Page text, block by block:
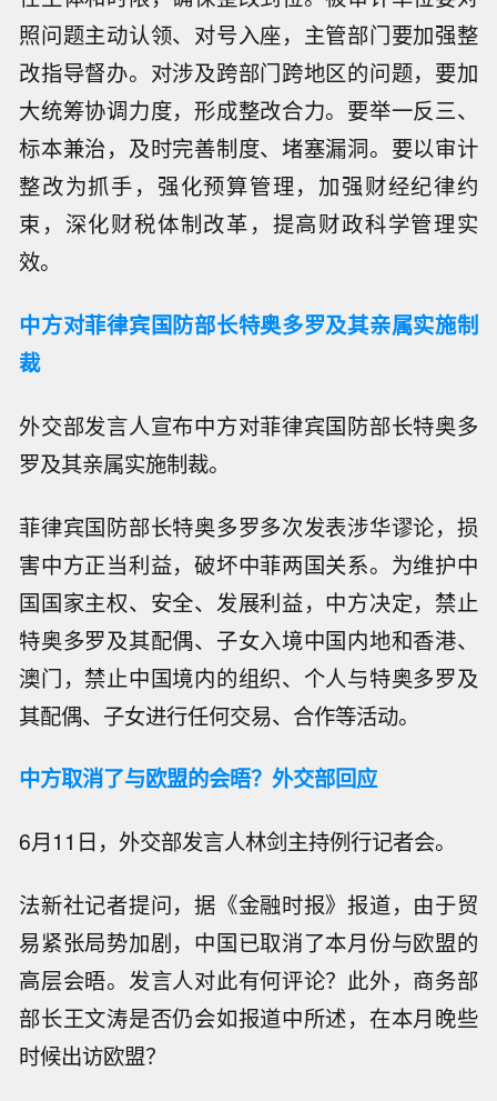
照问题主动认领、对号入座，主管部门要加强整
改指导督办。对涉及跨部门跨地区的问题，要加
大统筹协调力度，形成整改合力。要举一反三、
标本兼治，及时完善制度、堵塞漏洞。要以审计
整改为抓手，强化预算管理，加强财经纪律约
束，深化财税体制改革，提高财政科学管理实
效。
中方对菲律宾国防部长特奥多罗及其亲属实施制
裁
外交部发言人宣布中方对菲律宾国防部长特奥多
罗及其亲属实施制裁。
菲律宾国防部长特奥多罗多次发表涉华谬论，损
害中方正当利益，破坏中菲两国关系。为维护中
国国家主权、安全、发展利益，中方决定，禁止
特奥多罗及其配偶、子女入境中国内地和香港、
澳门，禁止中国境内的组织、个人与特奥多罗及
其配偶、子女进行任何交易、合作等活动。
中方取消了与欧盟的会晤？外交部回应
6月11日，外交部发言人林剑主持例行记者会。
法新社记者提问，据《金融时报》报道，由于贸
易紧张局势加剧，中国已取消了本月份与欧盟的
高层会晤。发言人对此有何评论？此外，商务部
部长王文涛是否仍会如报道中所述，在本月晚些
时候出访欧盟？